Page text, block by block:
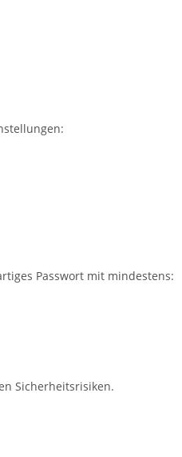
Passwort mit mindestens:
Sicherheitsrisiken.